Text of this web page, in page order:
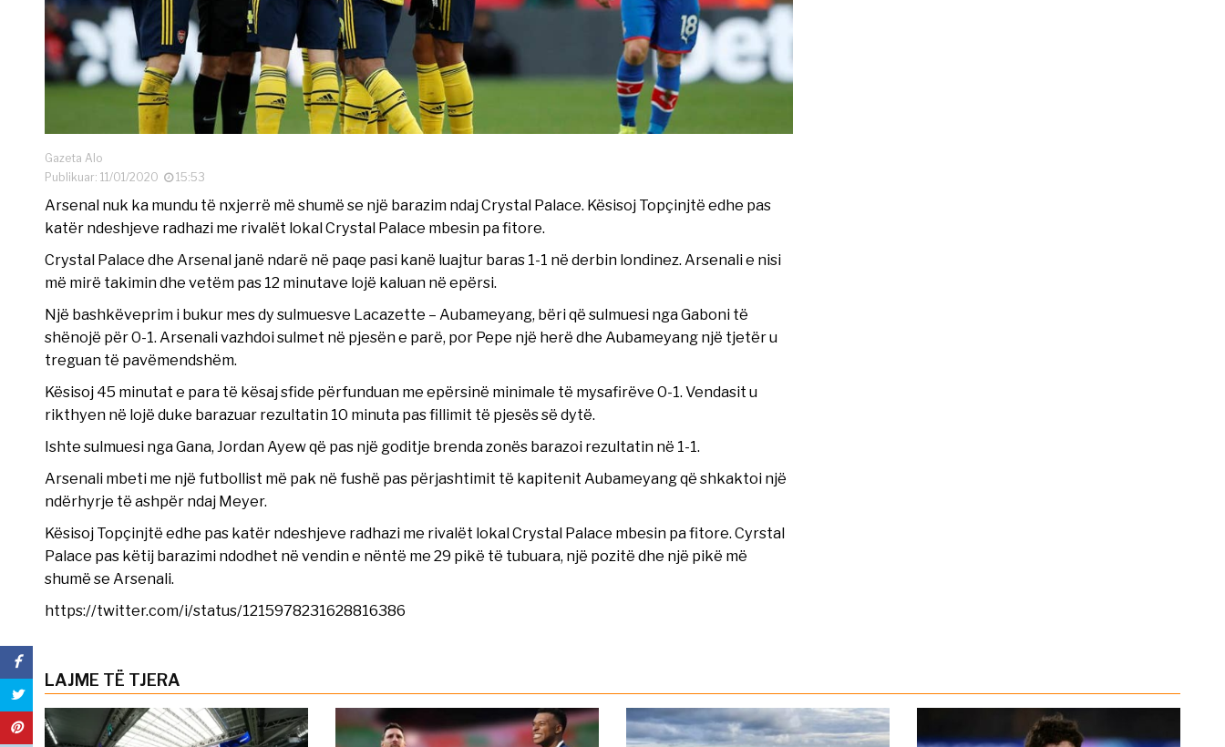
Gazeta Alo
Publikuar: 11/01/2020
15:53
Arsenal nuk ka mundu të nxjerrë më shumë se një barazim ndaj Crystal Palace. Kësisoj Topçinjtë edhe pas
katër ndeshjeve radhazi me rivalët lokal Crystal Palace mbesin pa fitore.
Crystal Palace dhe Arsenal janë ndarë në paqe pasi kanë luajtur baras 1-1 në derbin londinez. Arsenali e nisi
më mirë takimin dhe vetëm pas 12 minutave lojë kaluan në epërsi.
Një bashkëveprim i bukur mes dy sulmuesve Lacazette – Aubameyang, bëri që sulmuesi nga Gaboni të
shënojë për 0-1. Arsenali vazhdoi sulmet në pjesën e parë, por Pepe një herë dhe Aubameyang një tjetër u
treguan të pavëmendshëm.
Kësisoj 45 minutat e para të kësaj sfide përfunduan me epërsinë minimale të mysafirëve 0-1. Vendasit u
rikthyen në lojë duke barazuar rezultatin 10 minuta pas fillimit të pjesës së dytë.
Ishte sulmuesi nga Gana, Jordan Ayew që pas një goditje brenda zonës barazoi rezultatin në 1-1.
Arsenali mbeti me një futbollist më pak në fushë pas përjashtimit të kapitenit Aubameyang që shkaktoi një
ndërhyrje të ashpër ndaj Meyer.
Kësisoj Topçinjtë edhe pas katër ndeshjeve radhazi me rivalët lokal Crystal Palace mbesin pa fitore. Cyrstal
Palace pas këtij barazimi ndodhet në vendin e nëntë me 29 pikë të tubuara, një pozitë dhe një pikë më
shumë se Arsenali.
https://twitter.com/i/status/1215978231628816386
LAJME TË TJERA